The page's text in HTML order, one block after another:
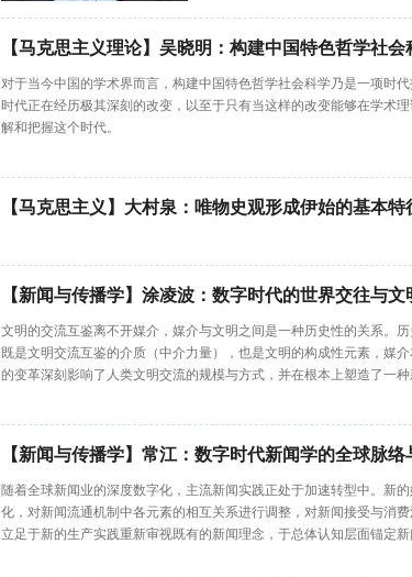
【马克思主义理论】吴晓明：构建中国特色哲学社
对于当今中国的学术界而言，构建中国特色哲学社会科学乃是一项时
时代正在经历极其深刻的改变，以至于只有当这样的改变能够在学术
解和把握这个时代。
【马克思主义】大村泉：唯物史观形成伊始的基本特
【新闻与传播学】涂凌波：数字时代的世界交往与
文明的交流互鉴离不开媒介，媒介与文明之间是一种历史性的关系。
既是文明交流互鉴的介质（中介力量），也是文明的构成性元素，媒
的变革深刻影响了人类文明交流的规模与方式，并在根本上塑造了一种
【新闻与传播学】常江：数字时代新闻学的全球脉络
随着全球新闻业的深度数字化，主流新闻实践正处于加速转型中。新
化，对新闻流通机制中各元素的相互关系进行调整，对新闻接受与消
立足于新的生产实践重新审视既有的新闻理念，于总体认知层面锚定新